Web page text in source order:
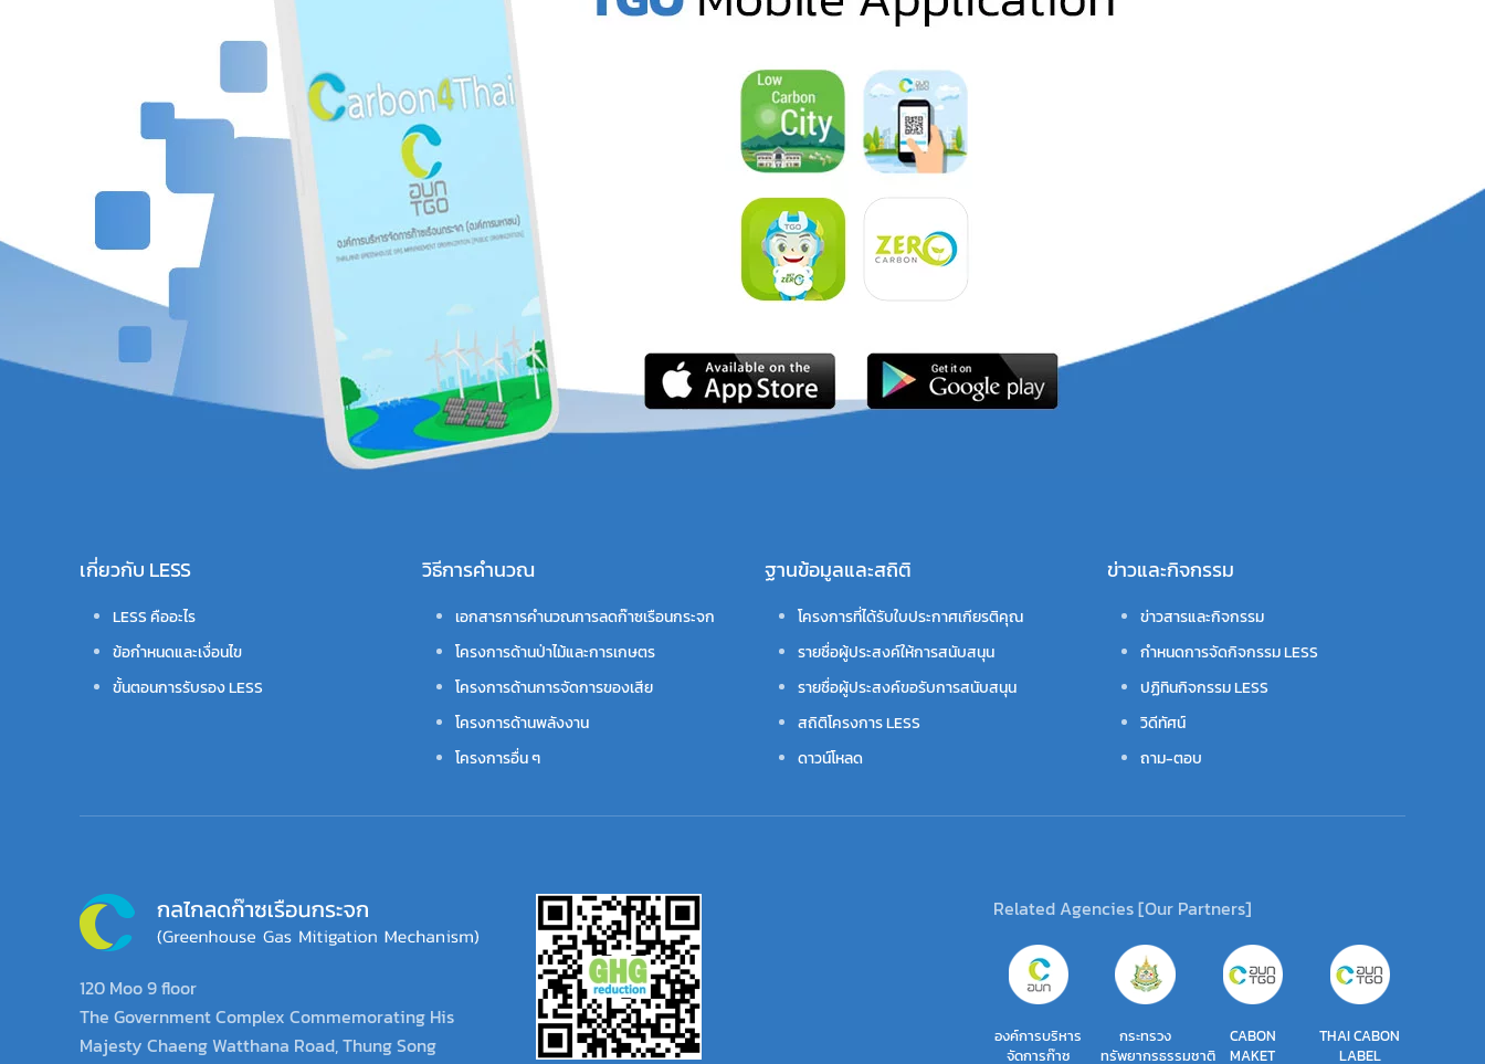
เกี่ยวกับ LESS
LESS คืออะไร
ข้อกำหนดและเงื่อนไข
ขั้นตอนการรับรอง LESS
วิธีการคำนวณ
เอกสารการคำนวณการลดก๊าซเรือนกระจก
โครงการด้านป่าไม้และการเกษตร
โครงการด้านการจัดการของเสีย
โครงการด้านพลังงาน
โครงการอื่น ๆ
ฐานข้อมูลและสถิติ
โครงการที่ได้รับใบประกาศเกียรติคุณ
รายชื่อผู้ประสงค์ให้การสนับสนุน
รายชื่อผู้ประสงค์ขอรับการสนับสนุน
สถิติโครงการ LESS
ดาวน์โหลด
ข่าวและกิจกรรม
ข่าวสารและกิจกรรม
กำหนดการจัดกิจกรรม LESS
ปฏิทินกิจกรรม LESS
วิดีทัศน์
ถาม-ตอบ
120 Moo 9 floor
The Government Complex Commemorating His
Majesty Chaeng Watthana Road, Thung Song
Related Agencies [Our Partners]
องค์การบริหาร
จัดการก๊าซ
กระทรวง
ทรัพยากรธรรมชาติ
CABON
MAKET
THAI CABON
LABEL